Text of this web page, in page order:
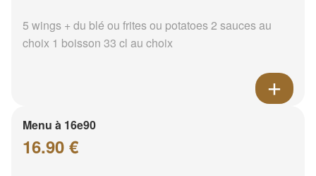
5 wings + du blé ou frites ou potatoes 2 sauces au
choix 1 boisson 33 cl au choix
Menu à 16e90
16.90 €